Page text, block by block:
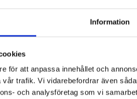
Information
för att anpassa innehållet och
trafik. Vi vidarebefordrar även
och analysföretag som vi
Hyttbord till traktorn, den
som gör stor skillnad i
Traktorhytten är för många mer
arbetet utförs. Det är kontoret,
även lunchplatsen under långa